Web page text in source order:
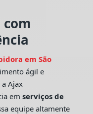
em São
ágil e
Ajax
em serviços de
equipe altamente